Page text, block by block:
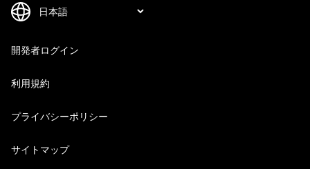
開発者ログイン
利用規約
プライバシーポリシー
サイトマップ